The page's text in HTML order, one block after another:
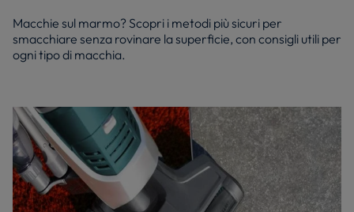
Macchie sul marmo? Scopri i metodi più sicuri per
smacchiare senza rovinare la superficie, con consigli utili per
ogni tipo di macchia.